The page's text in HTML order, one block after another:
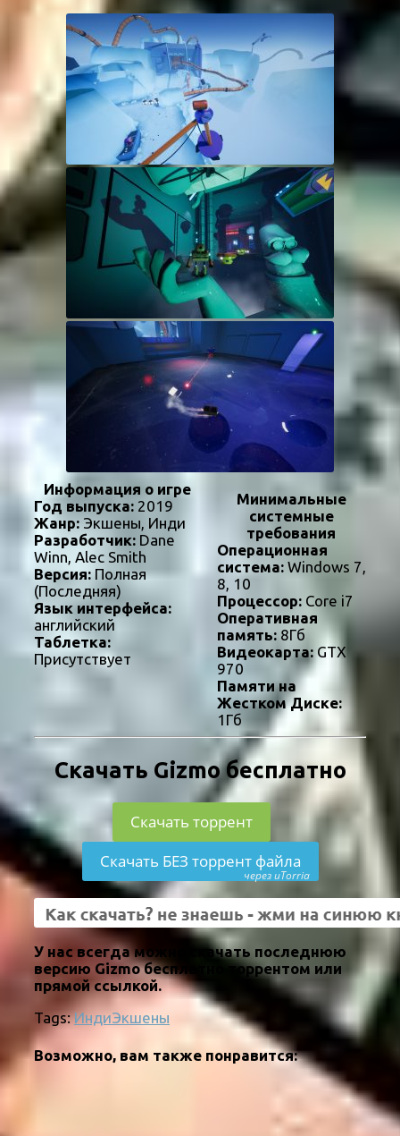
Информация о игре
Год выпуска: 2019
Жанр: Экшены, Инди
Разработчик: Dane
Winn, Alec Smith
Версия: Полная
(Последняя)
Язык интерфейса:
английский
Таблетка:
Присутствует
Минимальные
системные
требования
Операционная
система:Windows 7,
8, 10
Процессор:Core i7
Оперативная
память:8Гб
Видеокарта:GTX
970
Памяти на
Жестком Диске:
1Гб
Скачать Gizmo бесплатно
Скачать торрент
Скачать БЕЗ торрент файла
через uTorria
У нас всегда можно скачать последнюю
версию Gizmo бесплатно торрентом или
прямой ссылкой.
Tags: ИндиЭкшены
Возможно, вам также понравится: